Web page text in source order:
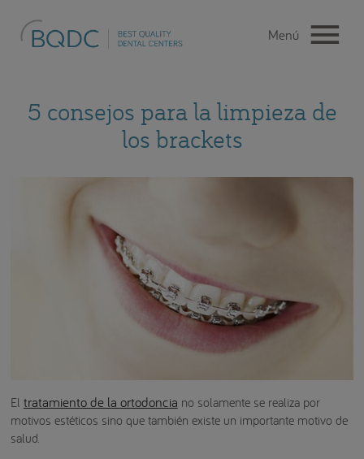
5 consejos para la limpieza de
los brackets
El tratamiento de la ortodoncia no solamente se realiza por
motivos estéticos sino que también existe un importante motivo de
salud.